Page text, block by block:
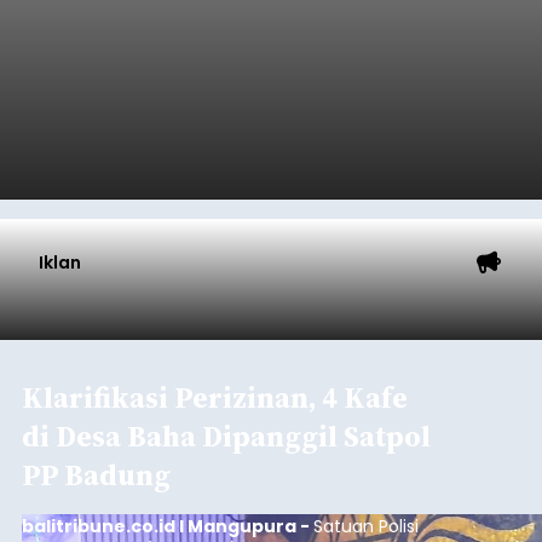
Iklan
Klarifikasi Perizinan, 4 Kafe
di Desa Baha Dipanggil Satpol
PP Badung
balitribune.co.id I Mangupura - Satuan Polisi